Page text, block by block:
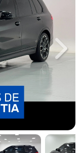
Next